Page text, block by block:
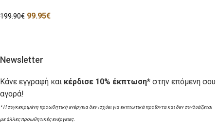
199.90€ 99.95€
Newsletter
Κάνε εγγραφή και κέρδισε 10% έκπτωση* στην επόμενη σου
αγορά!
* Η συγκεκριμένη προωθητική ενέργεια δεν ισχύει για εκπτωτικά προϊόντα και δεν συνδυάζεται
με άλλες προωθητικές ενέργειες.